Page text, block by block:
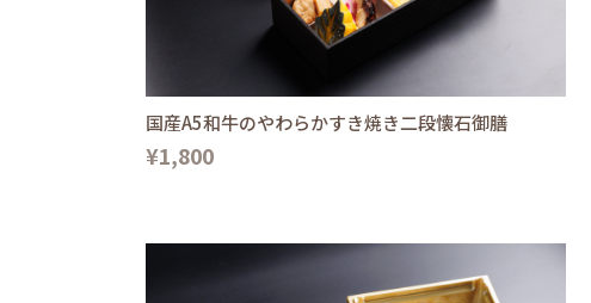
国産A5和牛のやわらかすき焼き二段懐石御膳
¥1,800